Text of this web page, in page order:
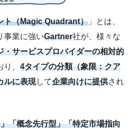
ト（Magic Quadrant） 」とは、
事業に強いGartner社が、様々な
・サービスプロバイダーの相対的
、 4タイプの分類（象限：クア
ルに表現して企業向けに提供され
「概念先行型」「特定市場指向